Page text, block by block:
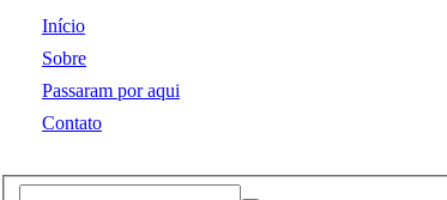
Início
Sobre
Passaram por aqui
Contato